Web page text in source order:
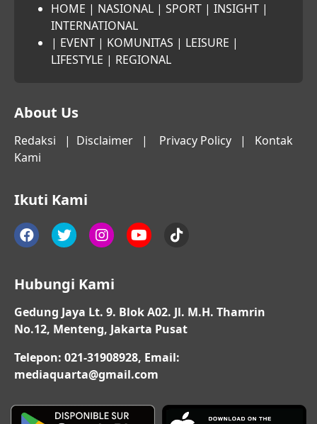
HOME | NASIONAL | SPORT | INSIGHT |
INTERNATIONAL
| EVENT | KOMUNITAS | LEISURE |
LIFESTYLE | REGIONAL
About Us
Redaksi | Disclaimer | Privacy Policy | Kontak
Kami
Ikuti Kami
Hubungi Kami
Gedung Jaya Lt. 9. Blok A02. Jl. M.H. Thamrin
No.12, Menteng, Jakarta Pusat
Telepon: 021-31908928, Email:
mediaquarta@gmail.com